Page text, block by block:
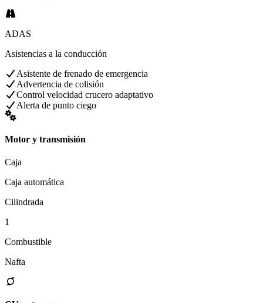
ADAS
Asistencias a la conducción
Asistente de frenado de emergencia
Advertencia de colisión
Control velocidad crucero adaptativo
Alerta de punto ciego
Motor y transmisión
Caja
Caja automática
Cilindrada
1
Combustible
Nafta